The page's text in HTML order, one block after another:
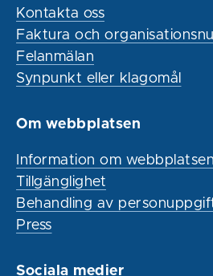
Kontakta oss
Faktura och
Felanmälan
Synpunkt eller klagomål
Om webbplatsen
Information om webbplatsen
Tillgänglighet
Behandling av
Press
Sociala medier